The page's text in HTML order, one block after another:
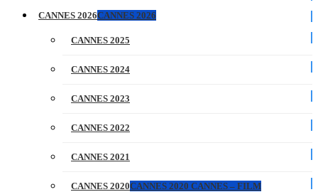
CANNES 2026CANNES 2026
CANNES 2025
CANNES 2024
CANNES 2023
CANNES 2022
CANNES 2021
CANNES 2020CANNES 2020 CANNES – FILM